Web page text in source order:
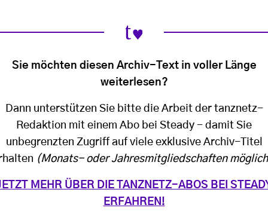
Sie möchten diesen Archiv-Text in voller Länge
weiterlesen?
Dann unterstützen Sie bitte die Arbeit der tanznetz-
Redaktion mit einem Abo bei Steady - damit Sie
unbegrenzten Zugriff auf viele exklusive Archiv-Titel
(Monats- oder Jahresmitgliedschaften
MEHR ÜBER DIE TANZNETZ-ABOS BEI
ERFAHREN!